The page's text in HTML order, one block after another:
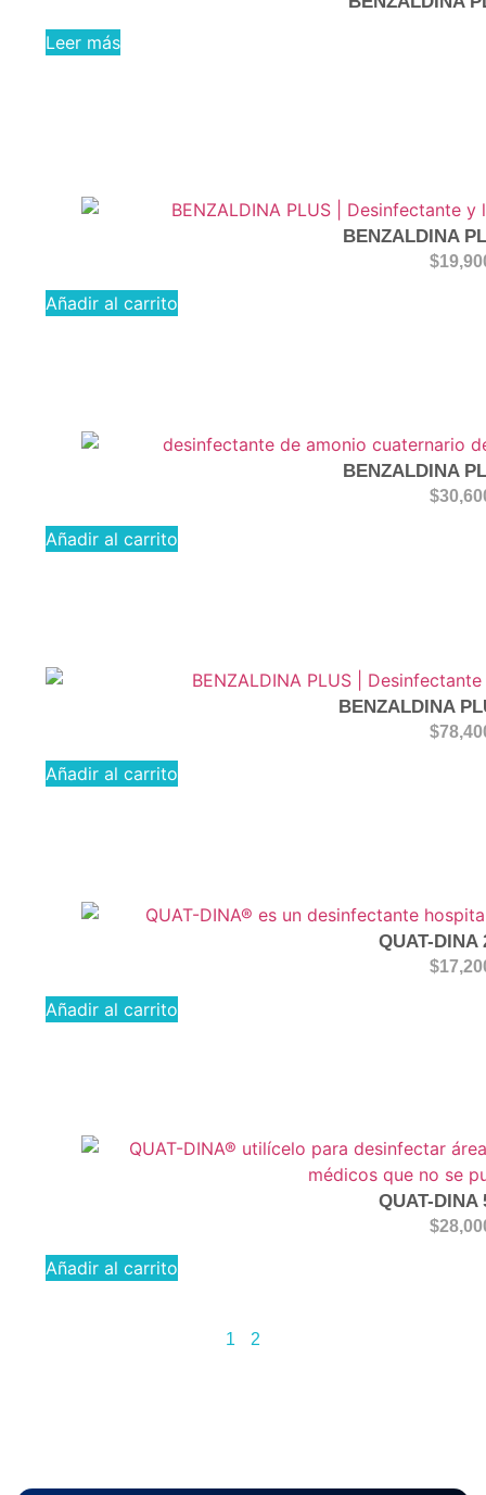
Leer más
BENZALDINA
$
Añadir al carrito
BENZALDINA
$
Añadir al carrito
BENZALDINA
$
Añadir al carrito
QUAT-DINA
$
Añadir al carrito
QUAT-DINA
$
Añadir al carrito
1 2